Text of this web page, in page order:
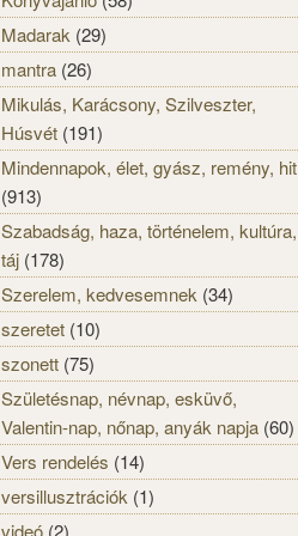
Madarak (29)
mantra (26)
Mikulás, Karácsony, Szilveszter,
Húsvét (191)
Mindennapok, élet, gyász, remény, hit
(913)
Szabadság, haza, történelem, kultúra,
táj (178)
Szerelem, kedvesemnek (34)
szeretet (10)
szonett (75)
Születésnap, névnap, esküvő,
Valentin-nap, nőnap, anyák napja (60)
Vers rendelés (14)
versillusztrációk (1)
videó (2)